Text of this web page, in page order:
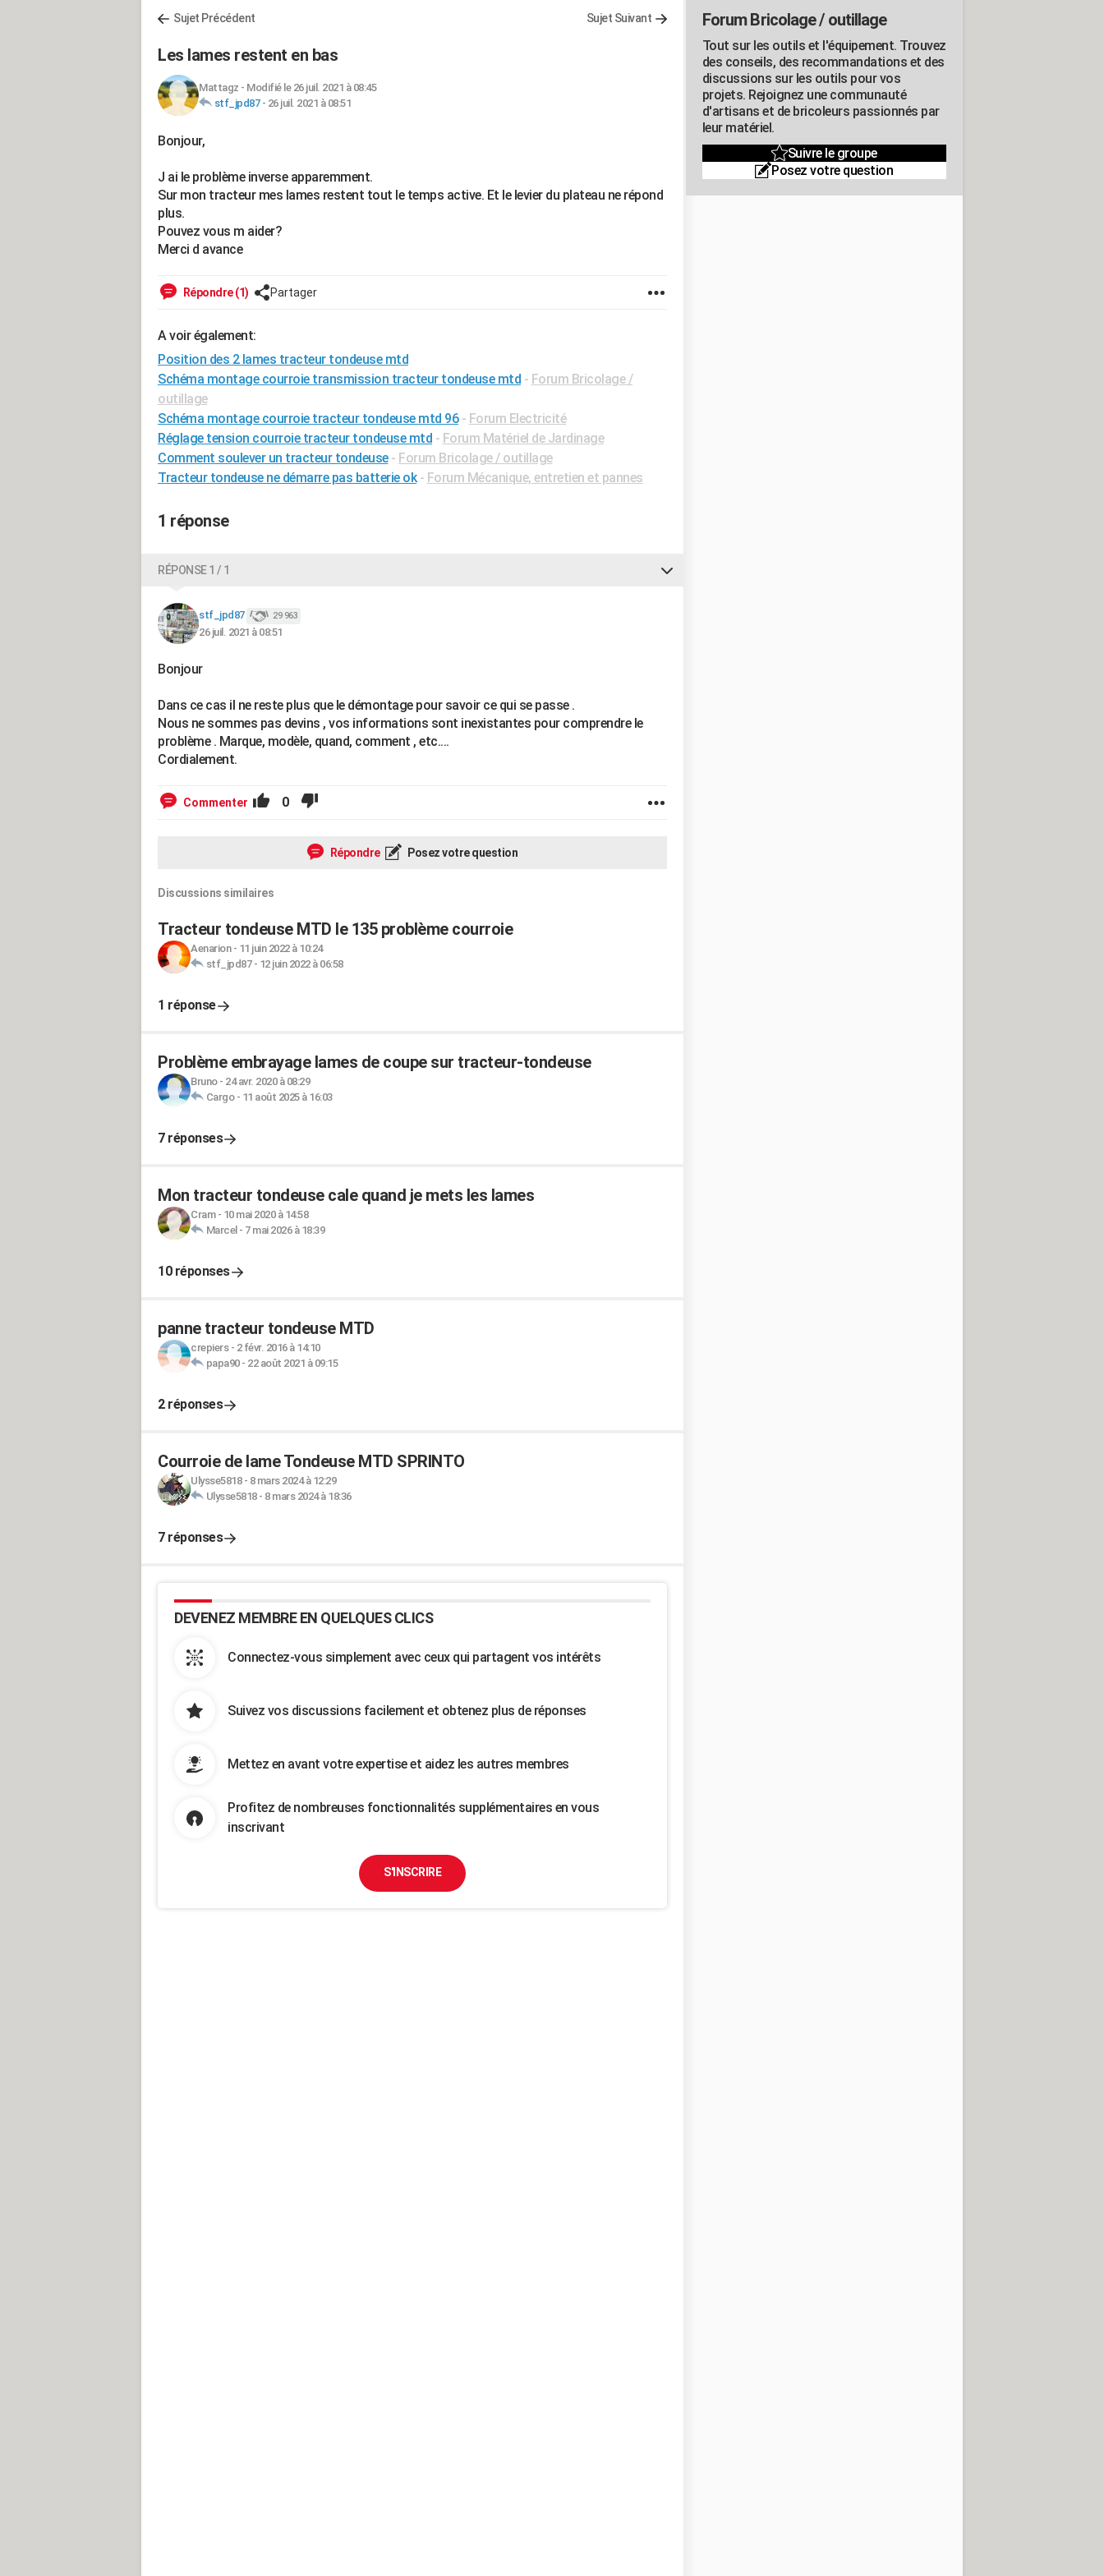
Sujet Précédent Sujet Suivant
Les lames restent en bas
Mattagz - Modifié le 26 juil. 2021 à 08:45
stf_jpd87- 26 juil. 2021 à 08:51
Bonjour,
J ai le problème inverse apparemment.
Sur mon tracteur mes lames restent tout le temps active. Et le levier du plateau ne répond
plus.
Pouvez vous m aider?
Merci d avance
Répondre (1) Partager
A voir également:
Position des 2 lames tracteur tondeuse mtd
Schéma montage courroie transmission tracteur tondeuse mtd - Forum Bricolage /
outillage
Schéma montage courroie tracteur tondeuse mtd 96 - Forum Electricité
Réglage tension courroie tracteur tondeuse mtd - Forum Matériel de Jardinage
Comment soulever un tracteur tondeuse - Forum Bricolage / outillage
Tracteur tondeuse ne démarre pas batterie ok - Forum Mécanique, entretien et pannes
1 réponse
RÉPONSE 1 / 1
stf_jpd87 29 963
26 juil. 2021 à 08:51
Bonjour
Dans ce cas il ne reste plus que le démontage pour savoir ce qui se passe .
Nous ne sommes pas devins , vos informations sont inexistantes pour comprendre le
problème . Marque, modèle, quand, comment , etc....
Cordialement.
Commenter 0
Répondre Posez votre question
Discussions similaires
Tracteur tondeuse MTD le 135 problème courroie
Aenarion- 11 juin 2022 à 10:24
stf_jpd87- 12 juin 2022 à 06:58
1 réponse
Problème embrayage lames de coupe sur tracteur-tondeuse
Bruno- 24 avr. 2020 à 08:29
Cargo- 11 août 2025 à 16:03
7 réponses
Mon tracteur tondeuse cale quand je mets les lames
Cram- 10 mai 2020 à 14:58
Marcel - 7 mai 2026 à 18:39
10 réponses
panne tracteur tondeuse MTD
crepiers- 2 févr. 2016 à 14:10
papa90- 22 août 2021 à 09:15
2 réponses
Courroie de lame Tondeuse MTD SPRINTO
Ulysse5818- 8 mars 2024 à 12:29
Ulysse5818- 8 mars 2024 à 18:36
7 réponses
DEVENEZ MEMBRE EN QUELQUES CLICS
Connectez-vous simplement avec ceux qui partagent vos intérêts
Suivez vos discussions facilement et obtenez plus de réponses
Mettez en avant votre expertise et aidez les autres membres
Profitez de nombreuses fonctionnalités supplémentaires en vous
inscrivant
S'INSCRIRE
Forum Bricolage / outillage
Tout sur les outils et l'équipement. Trouvez
des conseils, des recommandations et des
discussions sur les outils pour vos
projets. Rejoignez une communauté
d'artisans et de bricoleurs passionnés par
leur matériel.
Suivre le groupe
Posez votre question